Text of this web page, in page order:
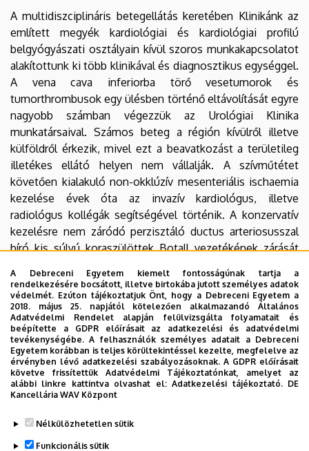
A Debreceni Egyetem kiemelt fontosságúnak tartja a
rendelkezésére bocsátott, illetve birtokába jutott személyes adatok
védelmét. Ezúton tájékoztatjuk Önt, hogy a Debreceni Egyetem a
2018. május 25. napjától kötelezően alkalmazandó Általános
Adatvédelmi Rendelet alapján felülvizsgálta folyamatait és
beépítette a GDPR előírásait az adatkezelési és adatvédelmi
tevékenységébe. A felhasználók személyes adatait a Debreceni
Egyetem korábban is teljes körültekintéssel kezelte, megfelelve az
érvényben lévő adatkezelési szabályozásoknak. A GDPR előírásait
követve frissítettük Adatvédelmi Tájékoztatónkat, amelyet az
alábbi linkre kattintva olvashat el:Adatkezelési tájékoztató. DE
Kancellária WAV Központ
Nélkülözhetetlen sütik
Funkcionális sütik
A multidiszciplináris betegellátás keretében Klinikánk az
említett megyék kardiológiai és kardiológiai profilú
belgyógyászati osztályain kívül szoros munkakapcsolatot
alakítottunk ki több klinikával és diagnosztikus egységgel.
A vena cava inferiorba törő vesetumorok és
tumorthrombusok egy ülésben történő eltávolítását egyre
nagyobb számban végezzük az Urológiai Klinika
munkatársaival. Számos beteg a régión kívülről illetve
külföldről érkezik, mivel ezt a beavatkozást a területileg
illetékes ellátó helyen nem vállalják. A szívműtétet
követően kialakuló non-okklúzív mesenteriális ischaemia
kezelése évek óta az invazív kardiológus, illetve
radiológus kollégák segítségével történik. A konzervatív
kezelésre nem záródó perzisztáló ductus arteriosusszal
bíró kis súlyú koraszülöttek Botall vezetékének zárását
Klinika Gyermeksebészeti Osztályán.
Az elmúlt évek folyamán betegeink magas szintű szakmai
ellátása érdekében szoros munkakapcsolat alakult ki az
egyetem szinte összes diagnosztikai egységével és
gyógyító klinikájával, valamint a klinika által ellátott
régióban tevékenykedő kardiológiai és rehabilitációs
osztályokkal.
Legutóbb frissítve: 2021. 11. 02. 08:38